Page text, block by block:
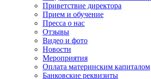
Приветствие директора
Прием и обучение
Пресса о нас
Отзывы
Видео и фото
Новости
Мероприятия
Оплата материнским капиталом
Банковские реквизиты